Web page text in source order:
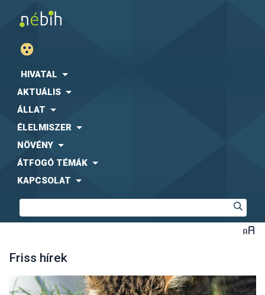
HIVATAL
AKTUÁLIS
ÁLLAT
ÉLELMISZER
NÖVÉNY
ÁTFOGÓ TÉMÁK
KAPCSOLAT
Friss hírek